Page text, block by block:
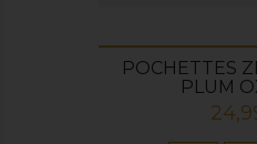
POCHETTES
PLUM
Prix